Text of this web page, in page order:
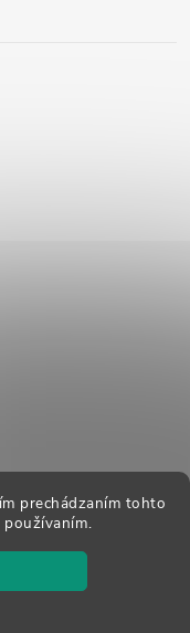
prechádzaním tohto
používaním.
vorbehalten.